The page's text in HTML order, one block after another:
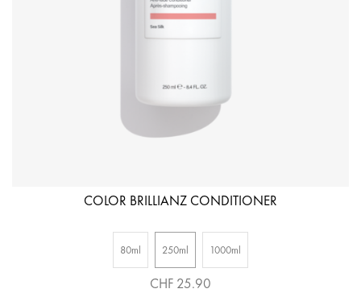
COLOR BRILLIANZ CONDITIONER
80ml 250ml 1000ml
CHF 25.90